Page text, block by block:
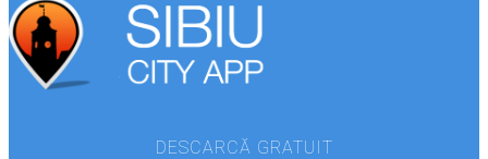
DESCARCĂ GRATUIT